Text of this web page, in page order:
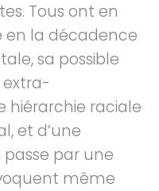
Tous ont en
la décadence
sa possible
hiérarchie raciale
et d’une
par une
même